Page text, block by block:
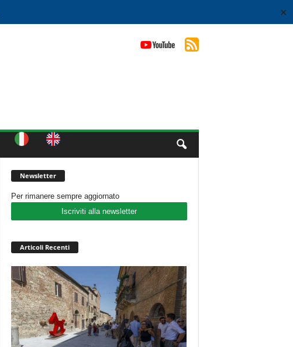
✕
Newsletter
Per rimanere sempre aggiornato
Iscriviti alla newsletter
Articoli Recenti